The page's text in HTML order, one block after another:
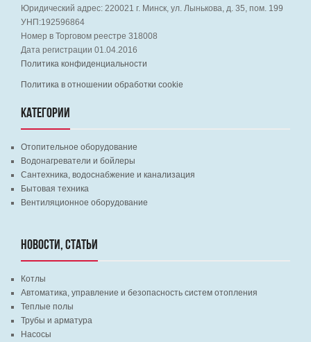
Юридический адрес: 220021 г. Минск, ул. Лынькова, д. 35, пом. 199
УНП:192596864
Номер в Торговом реестре 318008
Дата регистрации 01.04.2016
Политика конфиденциальности
Политика в отношении обработки cookie
КАТЕГОРИИ
Отопительное оборудование
Водонагреватели и бойлеры
Сантехника, водоснабжение и канализация
Бытовая техника
Вентиляционное оборудование
НОВОСТИ, СТАТЬИ
Котлы
Автоматика, управление и безопасность систем отопления
Теплые полы
Трубы и арматура
Насосы